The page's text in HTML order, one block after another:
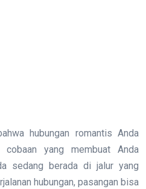
hubungan romantis Anda
cobaan yang membuat Anda
sedang berada di jalur yang
hubungan, pasangan bisa